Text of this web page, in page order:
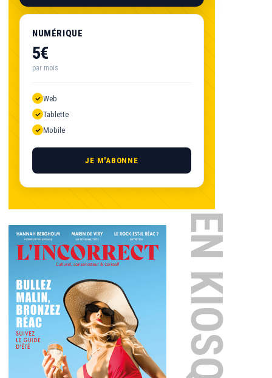
NUMÉRIQUE
5€
par mois
Web
Tablette
Mobile
JE M'ABONNE
EN KIOSQUE